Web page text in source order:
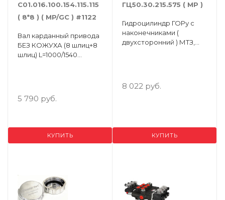
С01.016.100.154.115.115
( 8*8 ) ( MP/GC ) #1122
Вал карданный привода
БЕЗ КОЖУХА (8 шлиц+8
шлиц) L=1000/1540
5 790 руб.
КУПИТЬ
ГЦ50.30.215.575 ( МР )
Гидроцилиндр ГОРу с
наконечниками (
двухсторонний ) МТЗ,
8 022 руб.
КУПИТЬ